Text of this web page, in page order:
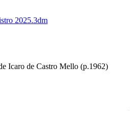
2025.3dm
Icaro de Castro Mello (p.1962)